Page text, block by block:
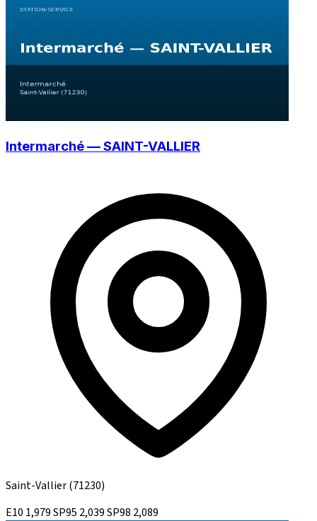
Intermarché — SAINT-VALLIER
Saint-Vallier(71230)
E10 1,979SP95 2,039SP98 2,089